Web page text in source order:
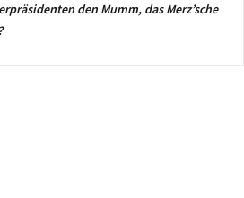
den Mumm, das Merz’sche